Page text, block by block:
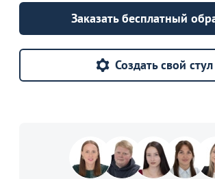
Заказать бесплатный
Создать свой стул